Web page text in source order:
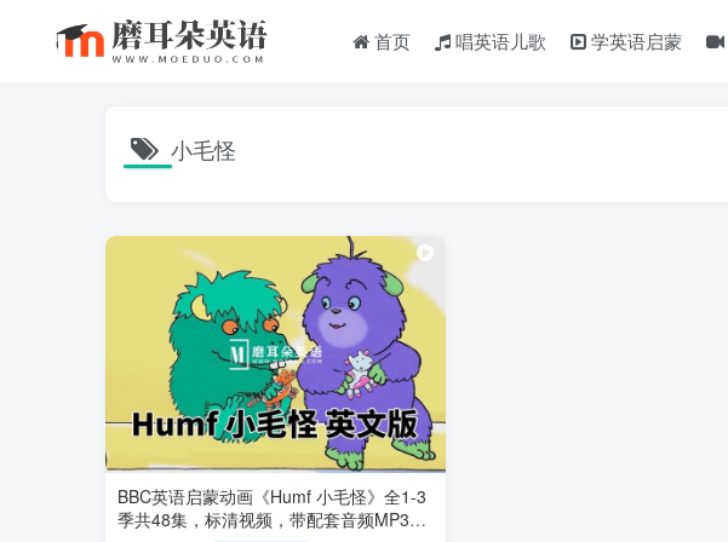
首页 唱英语儿歌 学英语启蒙
小毛怪
BBC英语启蒙动画《Humf 小毛怪》全1-3
季共48集，标清视频，带配套音频MP3，